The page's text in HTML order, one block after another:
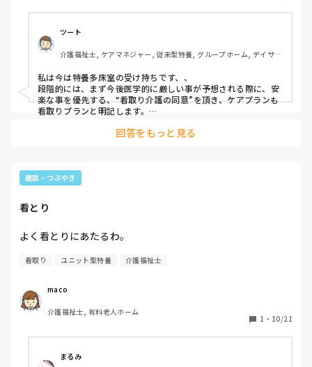
ツート
介護福祉士, ケアマネジャー, 従来型特養, グループホーム, デイサー
私は今は特養多床室の受け持ちです、、
段階的には、まず今後医学的に厳しい事が予想される際に、安
楽な事を優先する、“看取り介護の同意”を頂き、ケアプランも
看取りプランと明記します。
す。そして、看取り介護の方でいよいよの時（ASOで足が腐っ
泊まられる方、何度も出入りされる方、色々ですね…
そこから奇跡的に数カ月の方もおられ、場合によってはご家族
も調整されたり、携帯をトイレや寝室にも離さないよう気をつ
っともだと思いますね…　でも、どんな場合も、最後はお礼を
言って下さいます、、心から、おつかれ様でしたと、お伝えし
ています、、
回答をもっと見る
雑談・つぶやき
看とり
よく看とりにあたるわ。
看取り ユニット型特養 介護福祉士
maco
介護福祉士, 有料老人ホーム
1 ・ 10/21
まるみ